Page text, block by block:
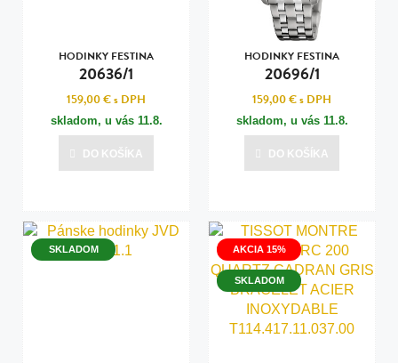
HODINKY FESTINA
20636/1
159,00 €s DPH
skladom, u vás 11.8.
DO KOŠÍKA
HODINKY FESTINA
20696/1
159,00 €s DPH
skladom, u vás 11.8.
DO KOŠÍKA
SKLADOM AKCIA 15%
SKLADOM